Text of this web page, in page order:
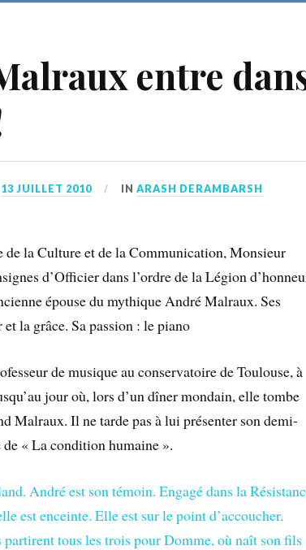
entre
13 JUILLET 2010 INARASH DERAMBARSH
la Culture et de la Communication, Monsieur
d’Officier dans l’ordre de la Légion
épouse du mythique André Malraux. Ses
la grâce. Sa passion : le piano
de musique au conservatoire de Toulouse, à
jour où, lors d’un dîner mondain, elle tombe
Malraux. Il ne tarde pas à lui présenter son demi-
« La condition humaine ».
André est son témoin. Engagé dans la
est enceinte. Elle est sur le point d’accoucher.
tous les trois pour Domme, où naît son fils